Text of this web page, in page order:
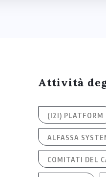
Attività
(I2I) PLATFORM
ALFASSA
COMITATI DEL